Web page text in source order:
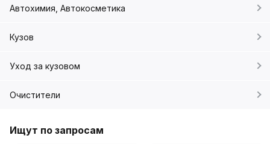
Автохимия, Автокосметика
Кузов
Уход за кузовом
Очистители
Ищут по запросам